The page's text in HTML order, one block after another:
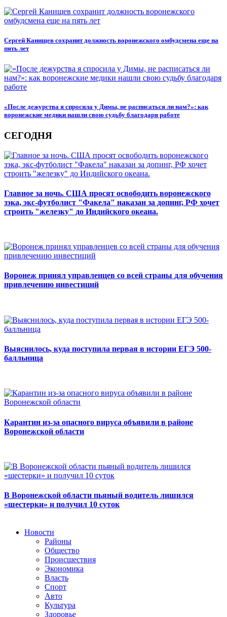
Сергей Канищев сохранит должность воронежского омбудсмена еще на
пять лет
«После дежурства я спросила у Димы, не расписаться ли нам?»: как
воронежские медики нашли свою судьбу благодаря работе
СЕГОДНЯ
Главное за ночь. CША просят освободить воронежского
зэка, экс-футболист "Факела" наказан за допинг, РФ хочет
строить "железку" до Индийского океана.
Воронеж принял управленцев со всей страны для обучения
привлечению инвестиций
Выяснилось, куда поступила первая в истории ЕГЭ 500-
балльница
Карантин из-за опасного вируса объявили в районе
Воронежской области
В Воронежской области пьяный водитель лишился
«шестерки» и получил 10 суток
Новости
Районы
Общество
Происшествия
Экономика
Власть
Спорт
Авто
Культура
Здоровье